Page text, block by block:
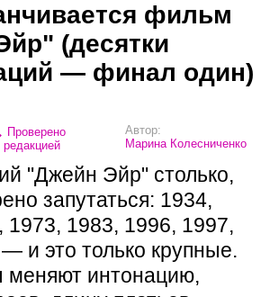
фильм
(десятки
— финал один)
Проверено
редакцией
Автор:
Марина Колесниченко
"Джейн Эйр" столько,
запутаться: 1934,
1973, 1983, 1996, 1997,
и это только крупные.
меняют интонацию,